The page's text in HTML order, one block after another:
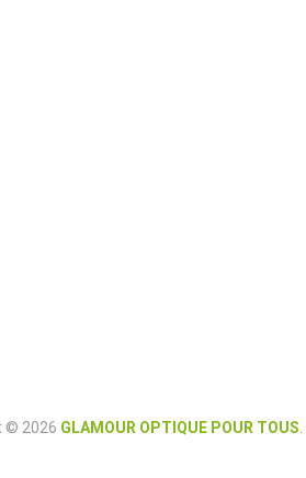
© 2026 GLAMOUR OPTIQUE POUR TOUS